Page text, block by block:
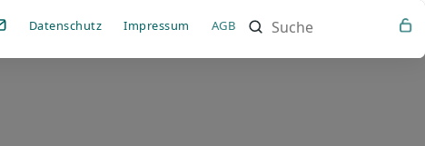
Datenschutz Impressum AGB